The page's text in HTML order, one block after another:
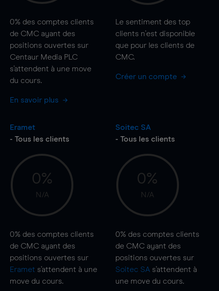
0% des comptes clients
de CMC ayant des
positions ouvertes sur
Centaur Media PLC
s'attendent à une move
du cours.
En savoir plus
Le sentiment des top
clients n'est disponible
que pour les clients de
CMC.
Créer un compte
Eramet
- Tous les clients
0%
N/A
0% des comptes clients
de CMC ayant des
positions ouvertes sur
Eramet s'attendent à une
move du cours.
Soitec SA
- Tous les clients
0%
N/A
0% des comptes clients
de CMC ayant des
positions ouvertes sur
Soitec SA s'attendent à
une move du cours.